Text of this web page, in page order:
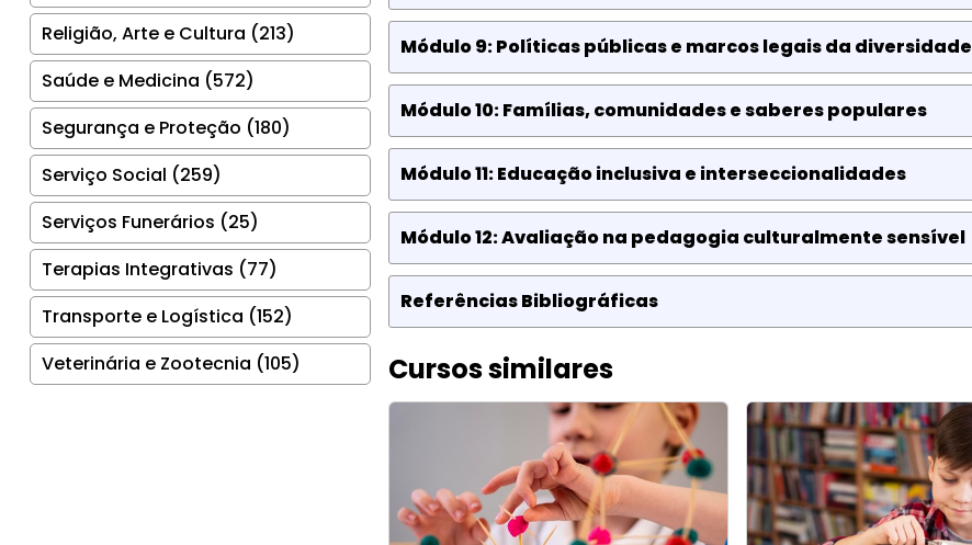
Religião, Arte e Cultura (213)
Saúde e Medicina (572)
Segurança e Proteção (180)
Serviço Social (259)
Serviços Funerários (25)
Terapias Integrativas (77)
Transporte e Logística (152)
Veterinária e Zootecnia (105)
Módulo 9: Políticas públicas e marcos legais da diversidade
Módulo 10: Famílias, comunidades e saberes populares
Módulo 11: Educação inclusiva e interseccionalidades
Módulo 12: Avaliação na pedagogia culturalmente sensível
Referências Bibliográficas
Cursos similares